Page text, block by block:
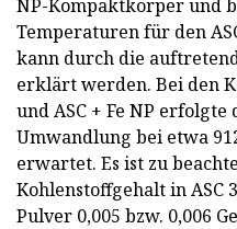
NP-Kompaktkörper und
Temperaturen für den
kann durch die
erklärt werden. Bei den
und ASC + Fe NP erfolgte
Umwandlung bei etwa
erwartet. Es ist zu
Kohlenstoffgehalt in ASC
Pulver 0,005 bzw. 0,006